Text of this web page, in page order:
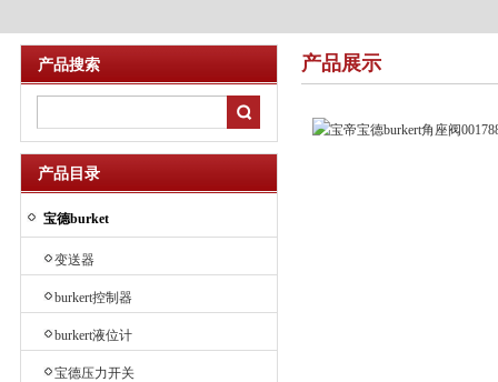
产品搜索
产品目录
宝德burket
变送器
burkert控制器
burkert液位计
宝德压力开关
产品展示